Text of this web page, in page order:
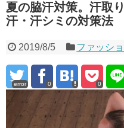
夏の脇汗対策。汗取
汗・汗シミの対策法
2019/8/5 ファッシ
error 0 0